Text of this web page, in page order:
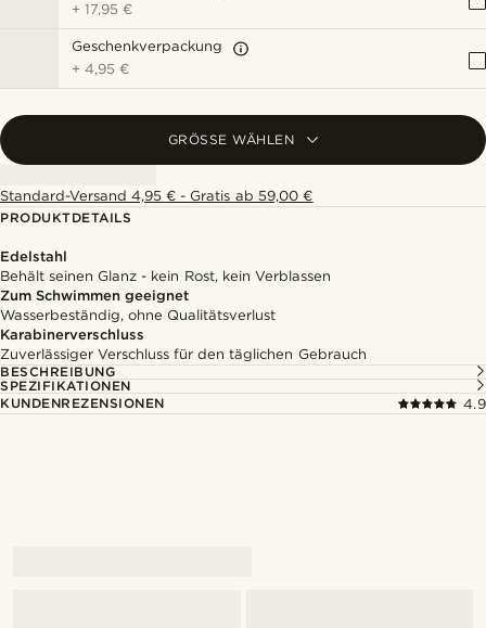
+17,95 €
Geschenkverpackung
+4,95 €
GRÖSSE WÄHLEN
Standard-Versand 4,95 € - Gratis ab 59,00 €
PRODUKTDETAILS
Edelstahl
Behält seinen Glanz - kein Rost, kein Verblassen
Zum Schwimmen geeignet
Wasserbeständig, ohne Qualitätsverlust
Karabinerverschluss
Zuverlässiger Verschluss für den täglichen Gebrauch
BESCHREIBUNG
SPEZIFIKATIONEN
KUNDENREZENSIONEN
4.9